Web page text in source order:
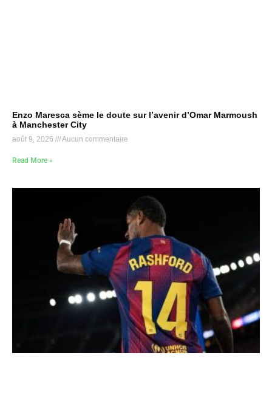
Enzo Maresca sème le doute sur l’avenir d’Omar Marmoush
à Manchester City
août 9, 2026 Aucun commentaire
Read More »